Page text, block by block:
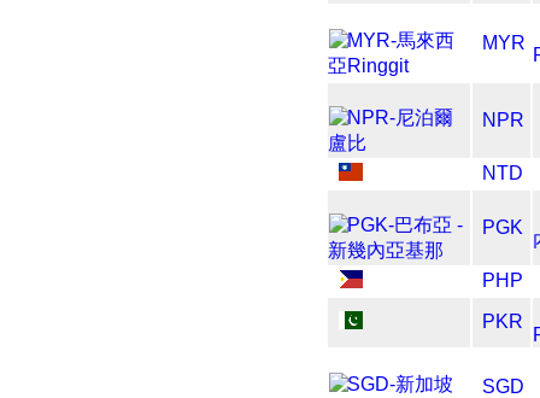
MYR
NPR
NTD
PGK
PHP
PKR
SGD